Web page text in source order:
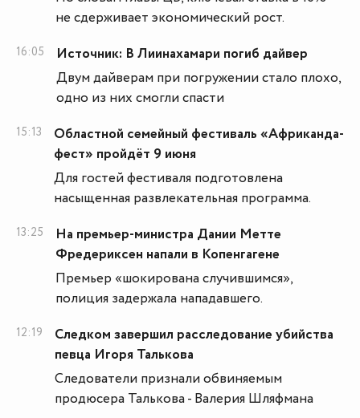
не сдерживает экономический рост.
16:05
Источник: В Лиинахамари погиб дайвер
Двум дайверам при погружении стало плохо,
одно из них смогли спасти
15:13
Областной семейный фестиваль «Африканда-
фест» пройдёт 9 июня
Для гостей фестиваля подготовлена
насыщенная развлекательная программа.
13:25
На премьер-министра Дании Метте
Фредериксен напали в Копенгагене
Премьер «шокирована случившимся»,
полиция задержала нападавшего.
12:19
Следком завершил расследование убийства
певца Игоря Талькова
Следователи признали обвиняемым
продюсера Талькова - Валерия Шляфмана